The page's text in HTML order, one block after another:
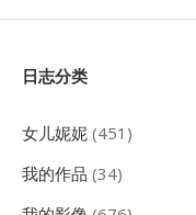
Sidebar
日志分类
女儿妮妮 (451)
我的作品 (34)